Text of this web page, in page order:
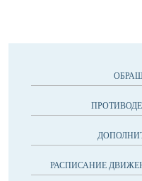
РАСПИСАНИЕ